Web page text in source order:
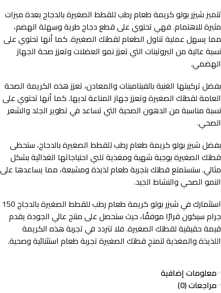
تتميز شيزر بولو كريمة طعام رطب للقطط الصغيرة بالدجاج بعدة ميزات
مثيرة للاهتمام. فهي تحتوي على قطع دجاج طرية وسهلة الهضم،
مما يسهل عملية تناول الطعام لقطتك الصغيرة. كما أنها تحتوي على
نسبة عالية من البروتينات التي تعزز نمو العضلات وتعزز صحة الجهاز
الهضمي.
بفضل تركيبتها الغنية بالفيتامينات والمعادن، تعزز هذه الكريمة الصحة
العامة لقطتك الصغيرة وتعزز جهاز المناعة لديها. كما أنها تحتوي على
نسبة مناسبة من الدهون الصحية التي تساعد في تطوير الجلد والشعر
الصحي.
بفضل شيزر بولو كريمة طعام رطب للقطط الصغيرة بالدجاج، ستحظى
قطتك الصغيرة بوجبة شهية ومغذية تلبي احتياجاتها الغذائية بشكل
مثالي. ستستمتع قطتك بتجربة طعام لذيذة ومشبعة، مما يساعدها على
النمو الصحي والنشاط الجيد.
استثمارك في شيزر بولو كريمة طعام رطب للقطط الصغيرة بالدجاج 150
جرام سيكون قرارًا موفقًا، حيث ستحصل على منتج عالي الجودة يقدم
قيمة حقيقية لقطتك الصغيرة. فلا تتردد في تجربة هذه الكريمة
اللذيذة والمغذية لتمنح قطتك الصغيرة تجربة طعام استثنائية وصحية.
معلومات إضافية
مراجعات (0)